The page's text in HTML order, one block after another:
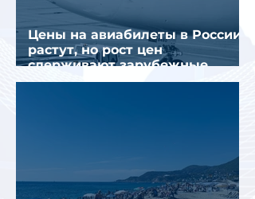
Цены на авиабилеты в России
растут, но рост цен
сдерживают зарубежные
конкуренты